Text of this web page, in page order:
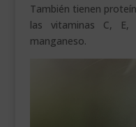
También tienen
las vitaminas C, E,
manganeso.